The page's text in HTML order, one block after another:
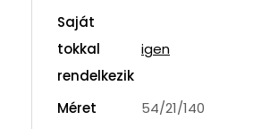
Saját
tokkal
rendelkezik
igen
Méret
54/21/140